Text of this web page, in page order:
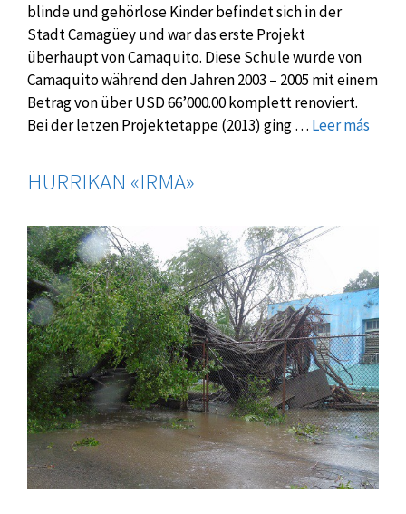
blinde und gehörlose Kinder befindet sich in der
Stadt Camagüey und war das erste Projekt
überhaupt von Camaquito. Diese Schule wurde von
Camaquito während den Jahren 2003 – 2005 mit einem
Betrag von über USD 66’000.00 komplett renoviert.
Bei der letzen Projektetappe (2013) ging … Leer más
HURRIKAN «IRMA»